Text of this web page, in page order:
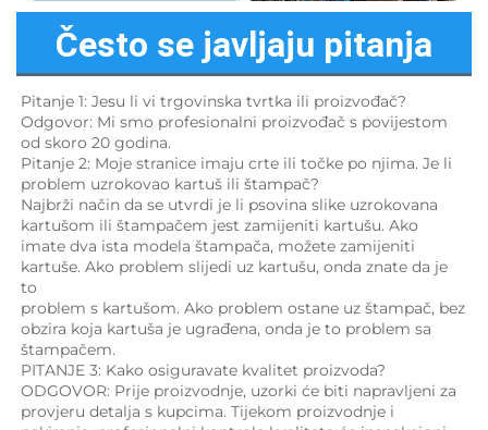
Često se javljaju pitanja
Pitanje 1: Jesu li vi trgovinska tvrtka ili proizvođač?
Odgovor: Mi smo profesionalni proizvođač s povijestom
od skoro 20 godina.
Pitanje 2: Moje stranice imaju crte ili točke po njima. Je li
problem uzrokovao kartuš ili štampač?
Najbrži način da se utvrdi je li psovina slike uzrokovana
kartušom ili štampačem jest zamijeniti kartušu. Ako
imate dva ista modela štampača, možete zamijeniti
kartuše. Ako problem slijedi uz kartušu, onda znate da je
to
problem s kartušom. Ako problem ostane uz štampač, bez
obzira koja kartuša je ugrađena, onda je to problem sa
štampačem.
PITANJE 3: Kako osiguravate kvalitet proizvoda?
ODGOVOR: Prije proizvodnje, uzorki će biti napravljeni za
provjeru detalja s kupcima. Tijekom proizvodnje i